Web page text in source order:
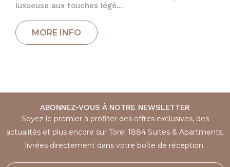
luxueuse aux touches légè...
ABONNEZ-VOUS À NOTRE NEWSLETTER
Soyez le premier à profiter des offres exclusives, des
actualités et plus encore sur Torel 1884 Suites & Apartments,
livrées directement dans votre boîte de réception.